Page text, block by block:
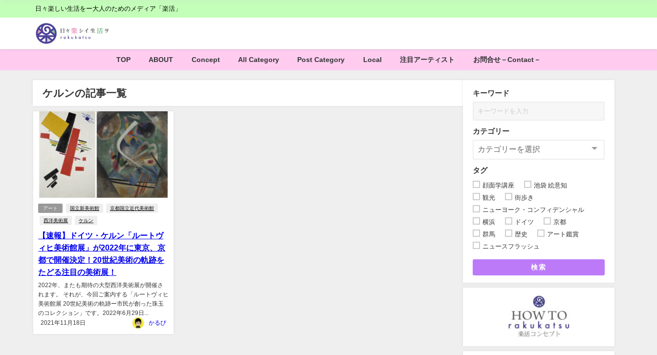
日々楽しい生活をー大人のためのメディア「楽活」
TOP ABOUT Concept All Category Post Category Local 注目アーティスト お問合せ－Contact－
ケルンの記事一覧
アート 国立新美術館 京都国立近代美術館
西洋美術展 ケルン
【速報】ドイツ・ケルン「ルートヴ
ィヒ美術館展」が2022年に東京、京
都で開催決定！20世紀美術の軌跡を
たどる注目の美術展！
2022年、またも期待の大型西洋美術展が開催さ
れます。 それが、今回ご案内する「ルートヴィヒ
美術館展 20世紀美術の軌跡ー市民が創った珠玉
のコレクション」です。2022年6月29日...
2021年11月18日
かるび
キーワード
カテゴリー
タグ
顔面学講座
池袋 絵意知
観光
街歩き
ニューヨーク・コンフィデンシャル
横浜
ドイツ
京都
群馬
歴史
アート鑑賞
ニュースフラッシュ
検索